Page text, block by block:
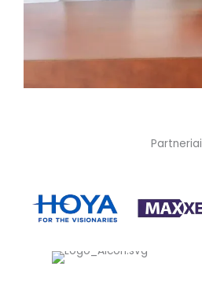
Partneriai